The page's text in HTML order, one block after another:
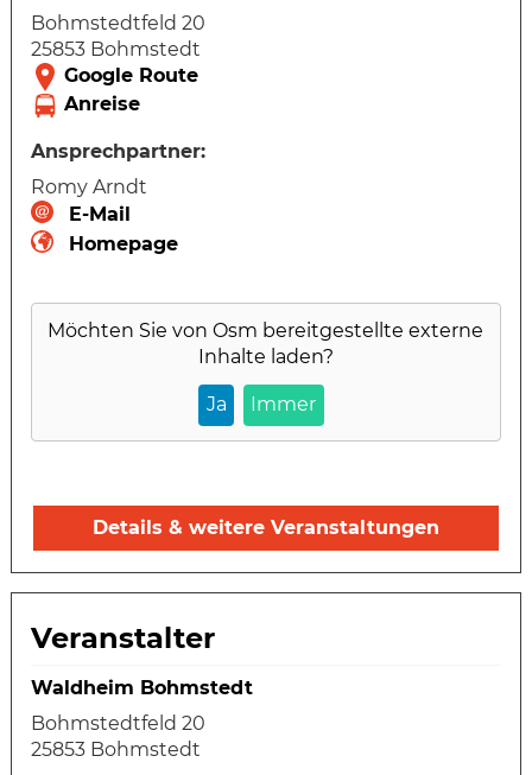
Bohmstedtfeld 20
25853 Bohmstedt
Ansprechpartner:
Romy Arndt
E-Mail
Homepage
Möchten Sie vonOsm bereitgestellte externe
Inhalte laden?
Ja Immer
Details & weitere Veranstaltungen
Veranstalter
Waldheim Bohmstedt
Bohmstedtfeld 20
25853 Bohmstedt